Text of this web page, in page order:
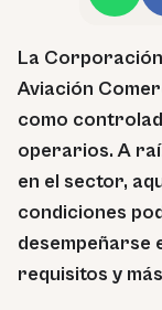
La
Aviación
como
operarios. A
en el sector,
condiciones
desempeñarse
requisitos y